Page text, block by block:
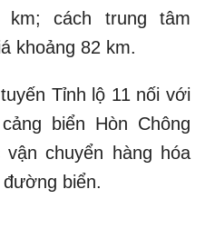
km; cách trung tâm
khoảng 82 km.
Tỉnh lộ 11 nối với
biển Hòn Chông
chuyển hàng hóa
biển.